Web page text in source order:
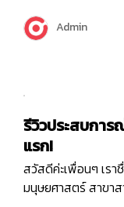
ทุกคนได้รู้จักตำแหน่
ว่า “BA” มากขึ้นจา
Admin
รีวิวประสบกา
แรก!
สวัสดีค่ะเพื่อนๆ เร
มนุษยศาสตร์ สาขา